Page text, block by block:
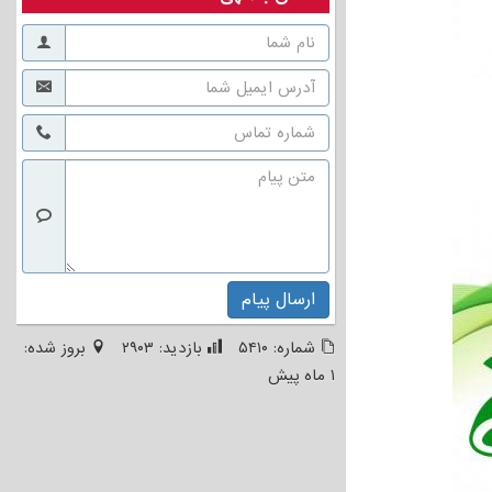
ارسال پیام
شماره: ۵۴۱۰ بازدید: ۲۹۰۳
بروز شده:
۱ ماه پیش